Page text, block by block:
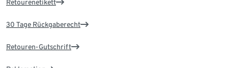
Retourenetikett
30 Tage Rückgaberecht
Retouren-Gutschrift